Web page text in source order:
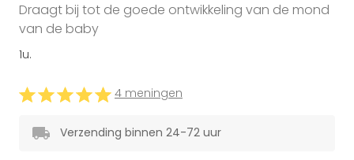
Draagt bij tot de goede ontwikkeling van de mond
van de baby
1u.
4 meningen
Verzending binnen 24-72 uur